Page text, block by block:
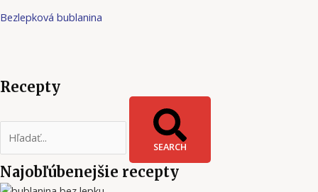
Bezlepková bublanina
Recepty
SEARCH
Najobľúbenejšie recepty